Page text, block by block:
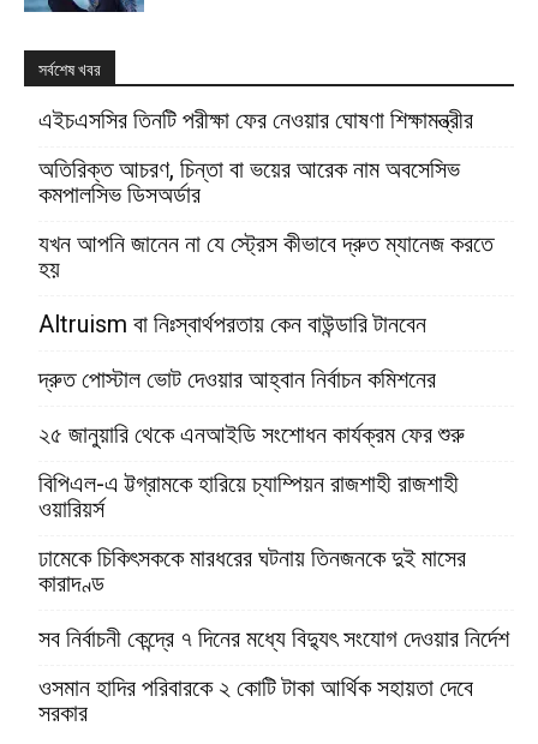
সর্বশেষ খবর
এইচএসসির তিনটি পরীক্ষা ফের নেওয়ার ঘোষণা শিক্ষামন্ত্রীর
অতিরিক্ত আচরণ, চিন্তা বা ভয়ের আরেক নাম অবসেসিভ
কমপালসিভ ডিসঅর্ডার
যখন আপনি জানেন না যে স্ট্রেস কীভাবে দ্রুত ম্যানেজ করতে
হয়
Altruism বা নিঃস্বার্থপরতায় কেন বাউন্ডারি টানবেন
দ্রুত পোস্টাল ভোট দেওয়ার আহ্বান নির্বাচন কমিশনের
২৫ জানুয়ারি থেকে এনআইডি সংশোধন কার্যক্রম ফের শুরু
বিপিএল-এ ট্টগ্রামকে হারিয়ে চ্যাম্পিয়ন রাজশাহী রাজশাহী
ওয়ারিয়র্স
ঢামেকে চিকিৎসককে মারধরের ঘটনায় তিনজনকে দুই মাসের
কারাদণ্ড
সব নির্বাচনী কেন্দ্রে ৭ দিনের মধ্যে বিদ্যুৎ সংযোগ দেওয়ার নির্দেশ
ওসমান হাদির পরিবারকে ২ কোটি টাকা আর্থিক সহায়তা দেবে
সরকার